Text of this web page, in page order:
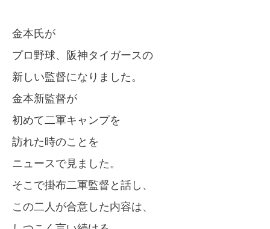
金本氏が
プロ野球、阪神タイガースの
新しい監督になりました。
金本新監督が
初めて二軍キャンプを
訪れた時のことを
ニュースで見ました。
そこで掛布二軍監督と話し、
この二人が合意した内容は、